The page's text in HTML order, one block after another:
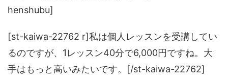
henshubu]
[st-kaiwa-22762 r]私は個人レッスンを受講してい
るのですが、1レッスン40分で6,000円ですね。大
手はもっと高いみたいです。[/st-kaiwa-22762]